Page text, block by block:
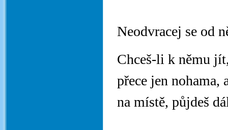
Neodvracej se od
Chceš-li k němu
přece jen nohama,
na místě, půjdeš